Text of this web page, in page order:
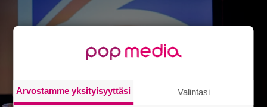
Arvostamme yksityisyyttäsi Valintasi